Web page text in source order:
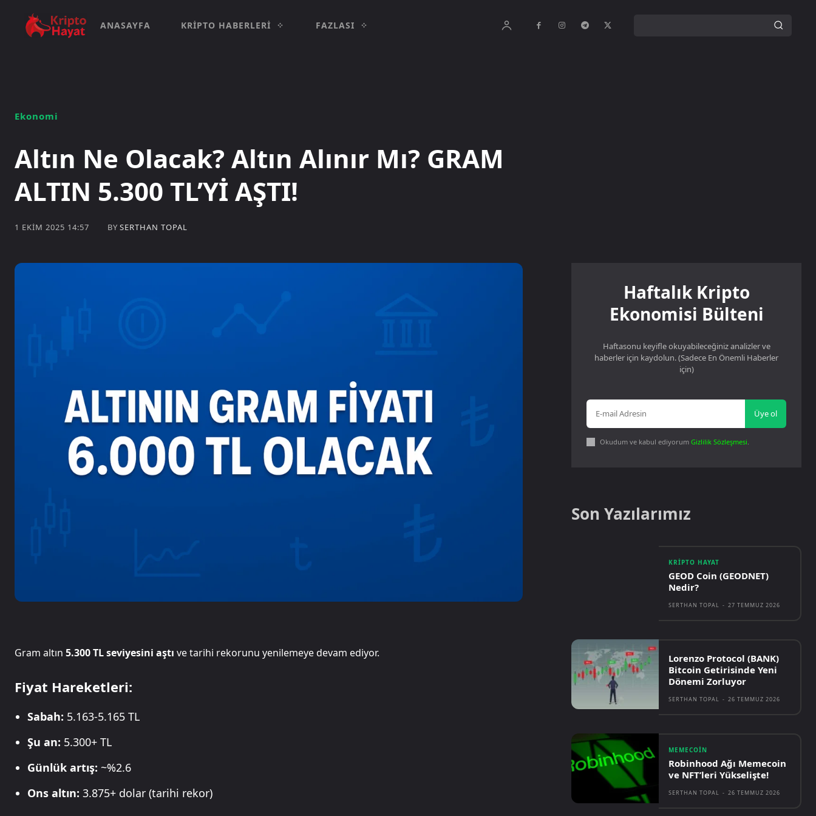
ANASAYFA KRIPTO HABERLERI FAZLASI
Ekonomi
Altın Ne Olacak? Altın Alınır Mı? GRAM
ALTIN 5.300 TL’Yİ AŞTI!
1 EKIM 2025 14:57 BY SERTHAN TOPAL
Gram altın 5.300 TL seviyesini aştı ve tarihi rekorunu yenilemeye devam ediyor.
Fiyat Hareketleri:
Sabah: 5.163-5.165 TL
Şu an: 5.300+ TL
Günlük artış: ~%2.6
Ons altın: 3.875+ dolar (tarihi rekor)
Haftalık Kripto
Ekonomisi Bülteni
Haftasonu keyifle okuyabileceğiniz analizler ve
haberler için kaydolun. (Sadece En Önemli Haberler
için)
Üye ol
Okudum ve kabul ediyorumGizlilik Sözleşmesi.
Son Yazılarımız
KRIPTO HAYAT
GEOD Coin (GEODNET)
Nedir?
SERTHAN TOPAL - 27 TEMMUZ 2026
Lorenzo Protocol (BANK)
Bitcoin Getirisinde Yeni
Dönemi Zorluyor
SERTHAN TOPAL - 26 TEMMUZ 2026
MEMECOIN
Robinhood Ağı Memecoin
ve NFT’leri Yükselişte!
SERTHAN TOPAL - 26 TEMMUZ 2026